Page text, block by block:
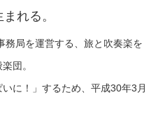
れる。
務局を運営する、旅と吹奏楽を
団。
に！」するため、平成30年3月